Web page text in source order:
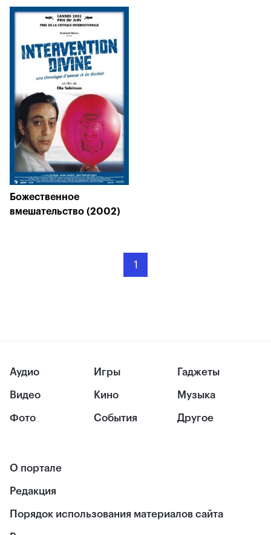
Божественное
вмешательство (2002)
1
Аудио
Видео
Фото
Игры
Кино
События
Гаджеты
Музыка
Другое
О портале
Редакция
Порядок использования материалов сайта